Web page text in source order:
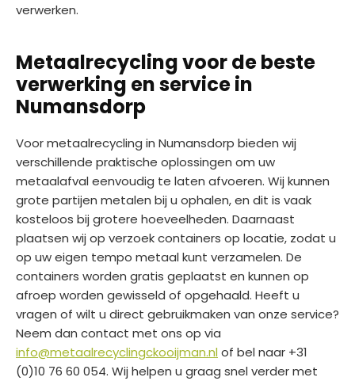
verwerken.
Metaalrecycling voor de beste
verwerking en service in
Numansdorp
Voor metaalrecycling in Numansdorp bieden wij
verschillende praktische oplossingen om uw
metaalafval eenvoudig te laten afvoeren. Wij kunnen
grote partijen metalen bij u ophalen, en dit is vaak
kosteloos bij grotere hoeveelheden. Daarnaast
plaatsen wij op verzoek containers op locatie, zodat u
op uw eigen tempo metaal kunt verzamelen. De
containers worden gratis geplaatst en kunnen op
afroep worden gewisseld of opgehaald. Heeft u
vragen of wilt u direct gebruikmaken van onze service?
Neem dan contact met ons op via
info@metaalrecyclingckooijman.nl of bel naar +31
(0)10 76 60 054. Wij helpen u graag snel verder met